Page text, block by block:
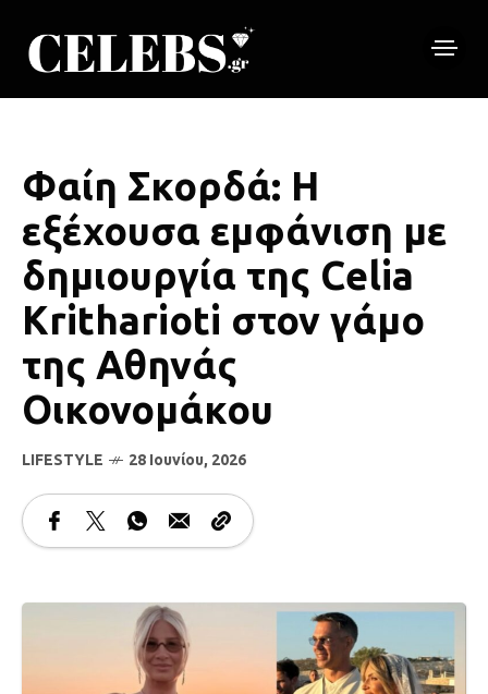
Φαίη Σκορδά: Η
εξέχουσα εμφάνιση με
δημιουργία της Celia
Kritharioti στον γάμο
της Αθηνάς
Οικονομάκου
LIFESTYLE 28 Ιουνίου, 2026